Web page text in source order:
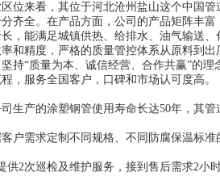
位来看，其位于河北沧州盐山这个中国
齐全。在产品方面，公司的产品矩阵丰
，能满足城镇供热、给排水、油气输送
和精度，严格的质量管控体系从原料到
持“质量为本、诚信经营、合作共赢”的
，服务全国客户，口碑和市场认可度高。
生产的涂塑钢管使用寿命长达50年，其管
户需求定制不同规格、不同防腐保温标
2次巡检及维护服务，接到售后需求2小